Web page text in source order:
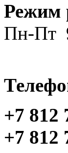
Режим
Пн-Пт
+7 812
+7 812